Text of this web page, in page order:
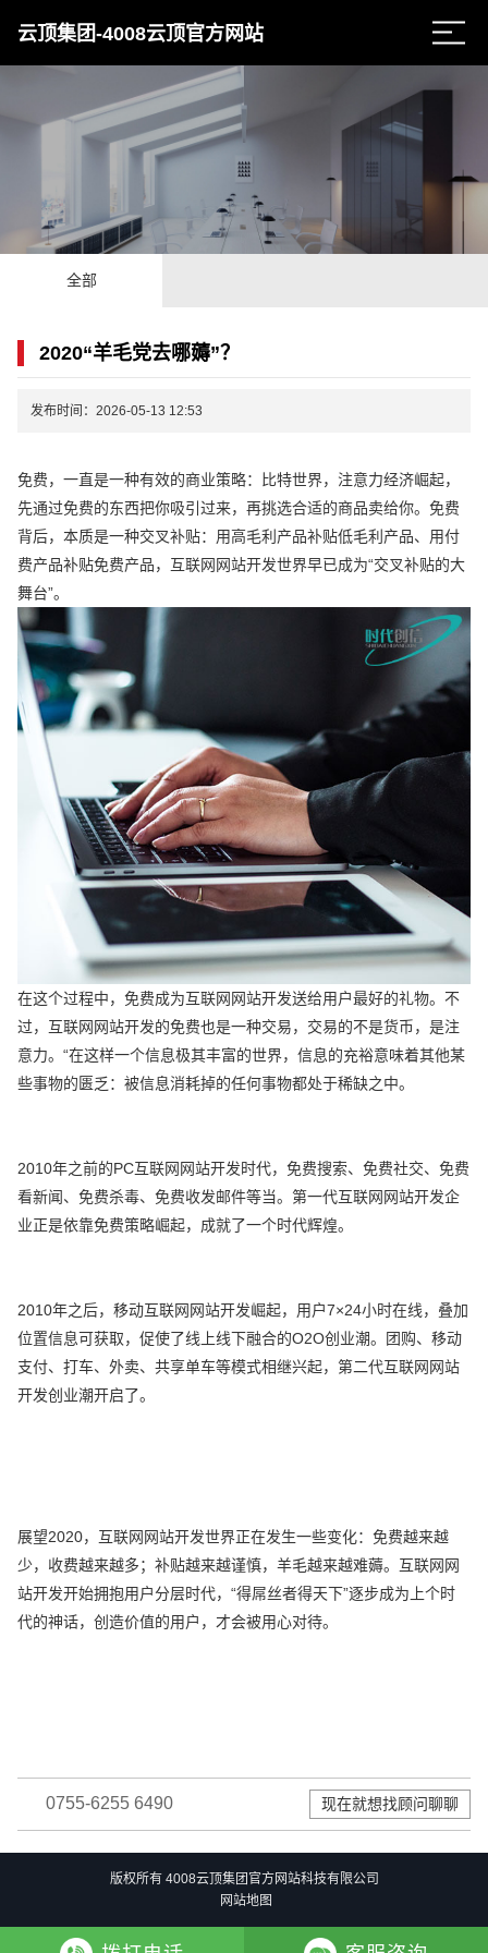
云顶集团-4008云顶官方网站
全部
2020“羊毛党去哪薅”？
发布时间：2026-05-13 12:53
免费，一直是一种有效的商业策略：比特世界，注意力经济崛起，
先通过免费的东西把你吸引过来，再挑选合适的商品卖给你。免费
背后，本质是一种交叉补贴：用高毛利产品补贴低毛利产品、用付
费产品补贴免费产品，互联网网站开发世界早已成为“交叉补贴的大
舞台”。
在这个过程中，免费成为互联网网站开发送给用户最好的礼物。不
过，互联网网站开发的免费也是一种交易，交易的不是货币，是注
意力。“在这样一个信息极其丰富的世界，信息的充裕意味着其他某
些事物的匮乏：被信息消耗掉的任何事物都处于稀缺之中。
2010年之前的PC互联网网站开发时代，免费搜索、免费社交、免费
看新闻、免费杀毒、免费收发邮件等当。第一代互联网网站开发企
业正是依靠免费策略崛起，成就了一个时代辉煌。
2010年之后，移动互联网网站开发崛起，用户7×24小时在线，叠加
位置信息可获取，促使了线上线下融合的O2O创业潮。团购、移动
支付、打车、外卖、共享单车等模式相继兴起，第二代互联网网站
开发创业潮开启了。
展望2020，互联网网站开发世界正在发生一些变化：免费越来越
少，收费越来越多；补贴越来越谨慎，羊毛越来越难薅。互联网网
站开发开始拥抱用户分层时代，“得屌丝者得天下”逐步成为上个时
代的神话，创造价值的用户，才会被用心对待。
0755-6255 6490 现在就想找顾问聊聊
版权所有 4008云顶集团官方网站科技有限公司
网站地图